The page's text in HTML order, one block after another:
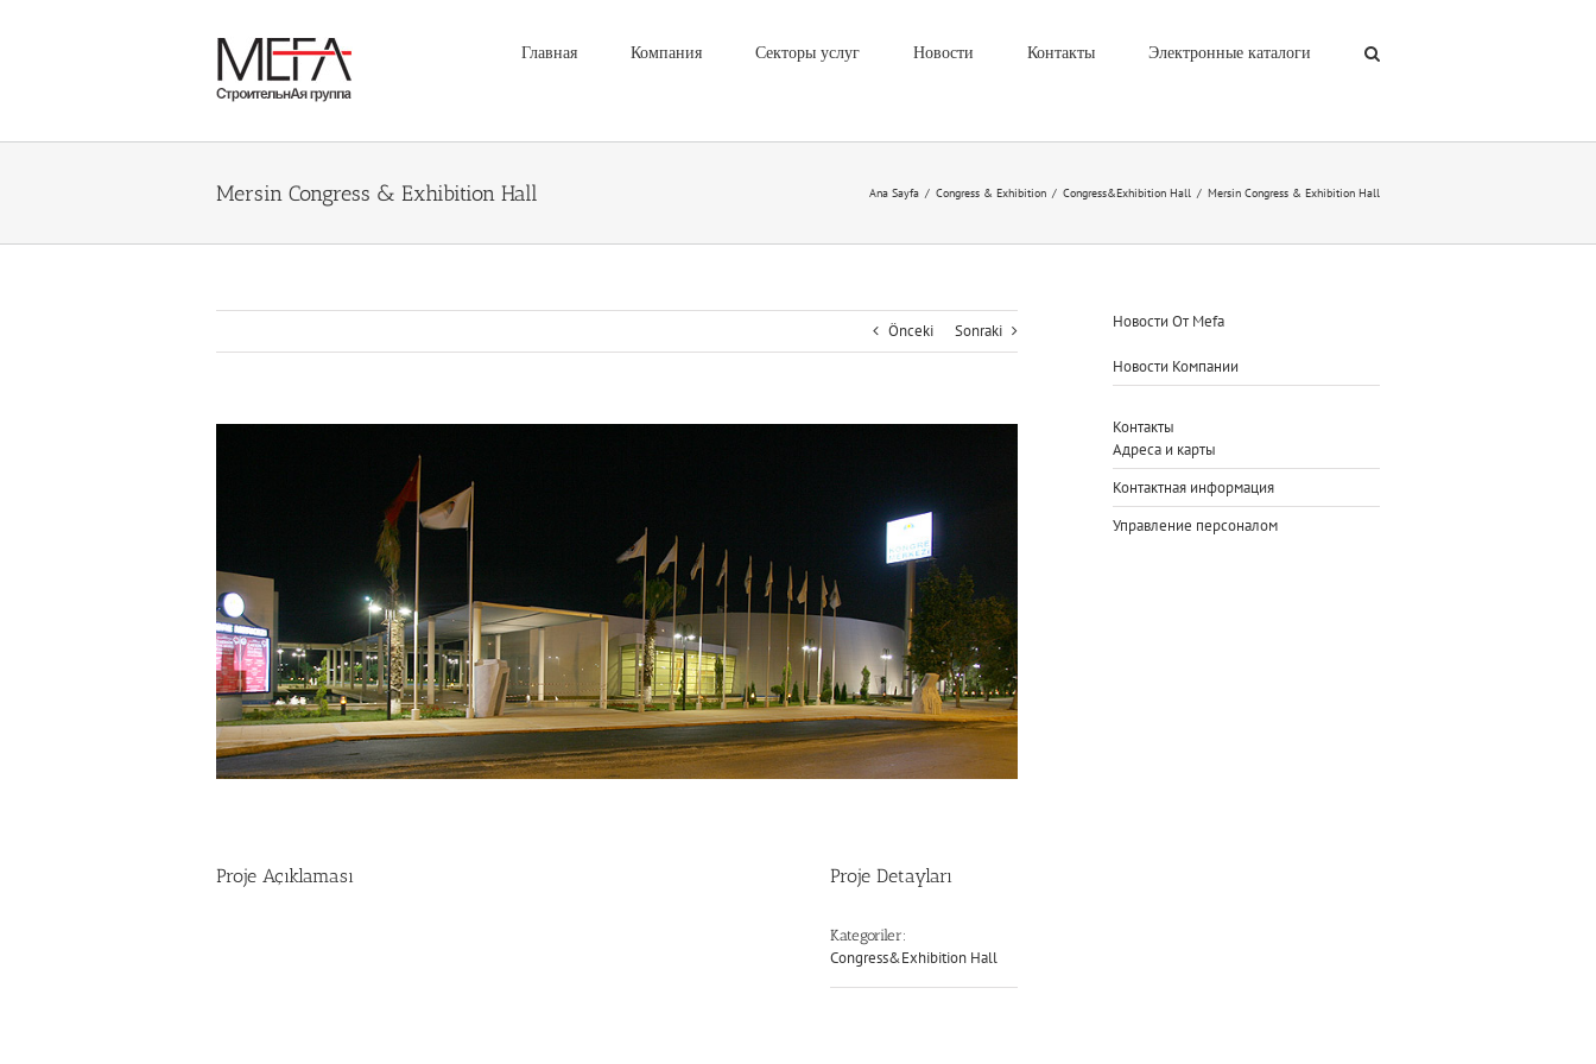
Главная Компания Секторы услуг Новости Контакты Электронные каталоги
Mersin Congress & Exhibition Hall Ana Sayfa / Congress & Exhibition / Congress&Exhibition Hall / Mersin Congress & Exhibition Hall
Önceki Sonraki
Proje Açıklaması Proje Detayları
Kategoriler:
Congress&Exhibition Hall
Новости От Mefa
Новости Компании
Контакты
Адреса и карты
Контактная информация
Управление персоналом